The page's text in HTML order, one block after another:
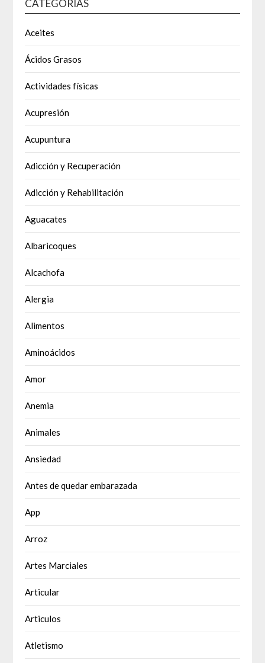
CATEGORÍAS
Aceites
Ácidos Grasos
Actividades físicas
Acupresión
Acupuntura
Adicción y Recuperación
Adicción y Rehabilitación
Aguacates
Albaricoques
Alcachofa
Alergia
Alimentos
Aminoácidos
Amor
Anemia
Animales
Ansiedad
Antes de quedar embarazada
App
Arroz
Artes Marciales
Articular
Articulos
Atletismo